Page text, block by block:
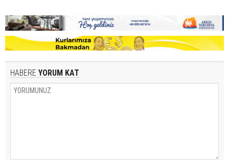
HABERE YORUM KAT